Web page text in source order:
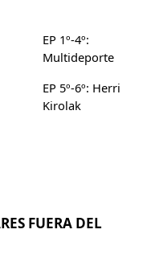
EP 1º-4º:
Multideporte
EP 5º-6º: Herri
Kirolak
FUERA DEL